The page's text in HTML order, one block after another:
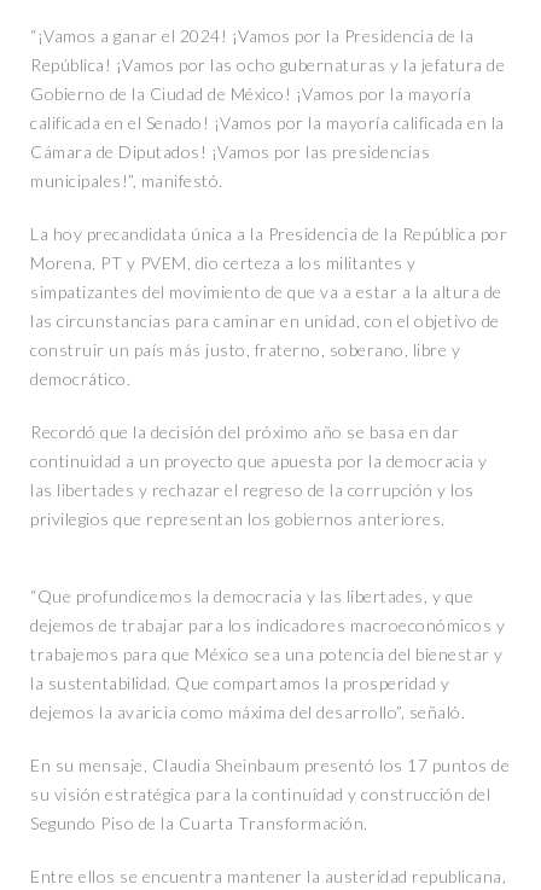
“¡Vamos a ganar el 2024! ¡Vamos por la Presidencia de la
República! ¡Vamos por las ocho gubernaturas y la jefatura de
Gobierno de la Ciudad de México! ¡Vamos por la mayoría
calificada en el Senado! ¡Vamos por la mayoría calificada en la
Cámara de Diputados! ¡Vamos por las presidencias
municipales!”, manifestó.
La hoy precandidata única a la Presidencia de la República por
Morena, PT y PVEM, dio certeza a los militantes y
simpatizantes del movimiento de que va a estar a la altura de
las circunstancias para caminar en unidad, con el objetivo de
construir un país más justo, fraterno, soberano, libre y
democrático.
Recordó que la decisión del próximo año se basa en dar
continuidad a un proyecto que apuesta por la democracia y
las libertades y rechazar el regreso de la corrupción y los
privilegios que representan los gobiernos anteriores.
“Que profundicemos la democracia y las libertades, y que
dejemos de trabajar para los indicadores macroeconómicos y
trabajemos para que México sea una potencia del bienestar y
la sustentabilidad. Que compartamos la prosperidad y
dejemos la avaricia como máxima del desarrollo”, señaló.
En su mensaje, Claudia Sheinbaum presentó los 17 puntos de
su visión estratégica para la continuidad y construcción del
Segundo Piso de la Cuarta Transformación.
Entre ellos se encuentra mantener la austeridad republicana,